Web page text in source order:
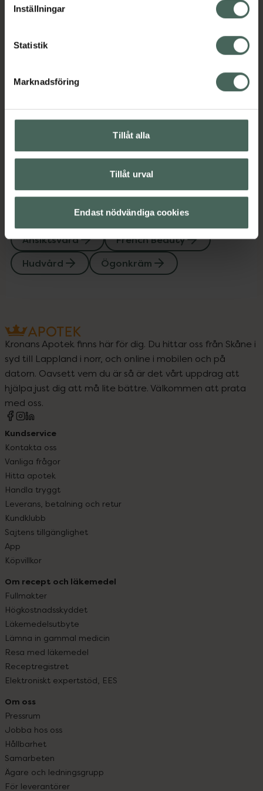
Inställningar
Statistik
Marknadsföring
Tillåt alla
Tillåt urval
Endast nödvändiga cookies
Omdömen Visa
Instruktioner Visa
Upptäck flera produkter inom
Ansiktsvård
French Beauty
Hudvård
Ögonkräm
Kronans Apotek finns här för dig. Du hittar oss från Skåne i
syd till Lappland i norr, och online i mobilen och på
datorn. Oavsett vem du är så är det vårt uppdrag att
hjälpa just dig att må lite bättre. Välkommen att prata
med oss.
Kundservice
Kontakta oss
Vanliga frågor
Hitta apotek
Handla tryggt
Leverans, betalning och retur
Kundklubb
Sajtens tillgänglighet
App
Köpvillkor
Om recept och läkemedel
Fullmakter
Högkostnadsskyddet
Läkemedelsutbyte
Lämna in gammal medicin
Resa med läkemedel
Receptregistret
Elektroniskt expertstöd, EES
Om oss
Pressrum
Jobba hos oss
Hållbarhet
Samarbeten
Ägare och ledningsgrupp
För leverantörer